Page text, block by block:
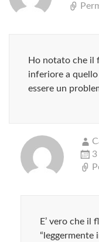
Ho notato che il
inferiore a
essere un
3
E’ vero che il
“leggermente